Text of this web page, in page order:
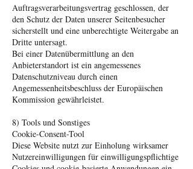
Auftragsverarbeitungsvertrag geschlossen, der
den Schutz der Daten unserer Seitenbesucher
sicherstellt und eine unberechtigte Weitergabe an
Dritte untersagt.
Bei einer Datenübermittlung an den
Anbieterstandort ist ein angemessenes
Datenschutzniveau durch einen
Angemessenheitsbeschluss der Europäischen
Kommission gewährleistet.
8) Tools und Sonstiges
Cookie-Consent-Tool
Diese Website nutzt zur Einholung wirksamer
Nutzereinwilligungen für einwilligungspflichtige